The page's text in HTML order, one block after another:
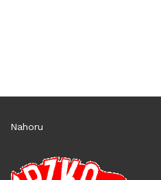
Nahoru